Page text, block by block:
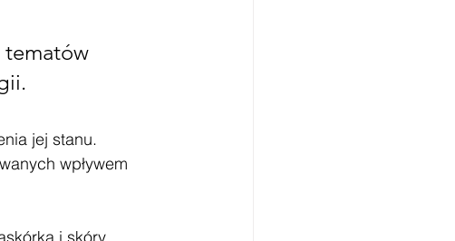
tematów
jej stanu.
wpływem
i skóry